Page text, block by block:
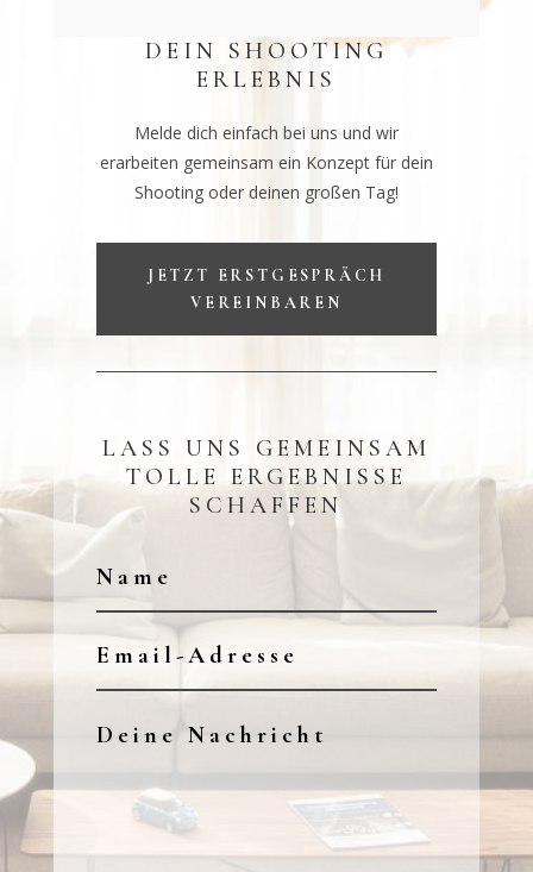
DEIN SHOOTING
ERLEBNIS
Melde dich einfach bei uns und wir
erarbeiten gemeinsam ein Konzept für dein
Shooting oder deinen großen Tag!
JETZT ERSTGESPRÄCH
VEREINBAREN
LASS UNS GEMEINSAM
TOLLE ERGEBNISSE
SCHAFFEN